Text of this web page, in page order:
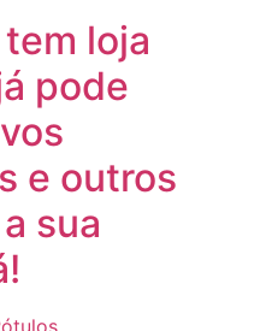
loja
pode
e outros
sua